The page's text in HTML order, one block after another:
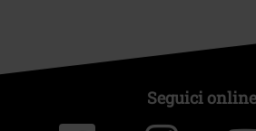
Seguici